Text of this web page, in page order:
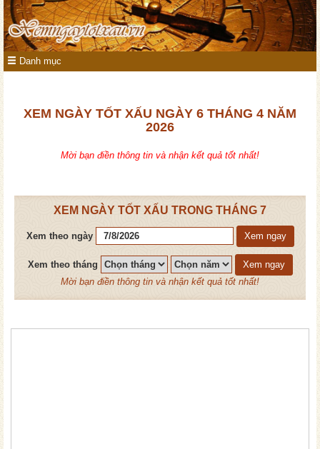
Danh mục
XEM NGÀY TỐT XẤU NGÀY 6 THÁNG 4 NĂM
2026
Mời bạn điền thông tin và nhận kết quả tốt nhất!
XEM NGÀY TỐT XẤU TRONG THÁNG 7
Xem theo ngày Xem ngay
Xem theo tháng
Xem ngay
Mời bạn điền thông tin và nhận kết quả tốt nhất!